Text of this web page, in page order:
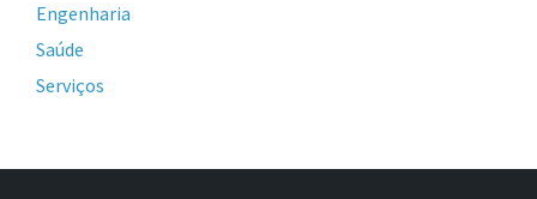
Engenharia
Saúde
Serviços